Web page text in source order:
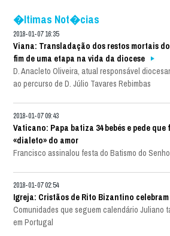
�ltimas Not�cias
2018-01-07 16:35
Viana: Transladação dos restos mortais
fim de uma etapa na vida da diocese
D. Anacleto Oliveira, atual responsável
ao percurso de D. Júlio Tavares Rebimbas
2018-01-07 09:43
Vaticano: Papa batiza 34 bebés e pede
«dialeto» do amor
Francisco assinalou festa do Batismo do
2018-01-07 02:54
Igreja: Cristãos de Rito Bizantino
Comunidades que seguem calendário Juliano
em Portugal